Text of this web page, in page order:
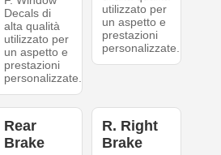
Decals di
alta qualità
utilizzato per
un aspetto e
prestazioni
personalizzate.
utilizzato per
un aspetto e
prestazioni
personalizzate.
Rear
Brake
R. Right
Brake